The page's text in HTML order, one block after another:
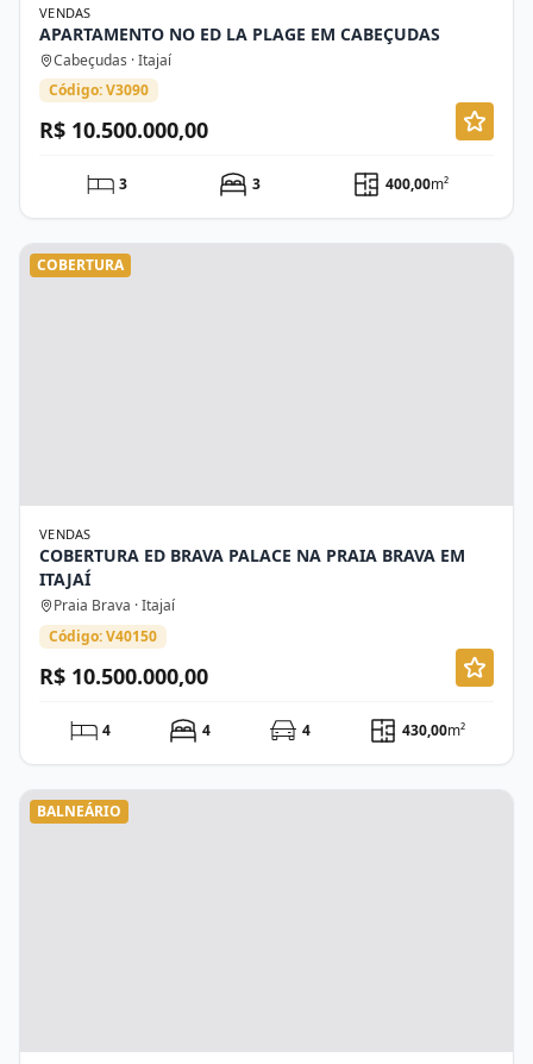
VENDAS
APARTAMENTO NO ED LA PLAGE EM CABEÇUDAS
Cabeçudas · Itajaí
Código: V3090
R$ 10.500.000,00
3 3 400,00m²
COBERTURA
VENDAS
COBERTURA ED BRAVA PALACE NA PRAIA BRAVA EM
ITAJAÍ
Praia Brava · Itajaí
Código: V40150
R$ 10.500.000,00
4 4 4 430,00m²
BALNEÁRIO